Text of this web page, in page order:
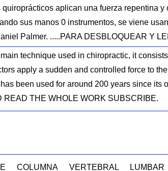
aplican una fuerza repentina y
sus manos 0 instrumentos, se viene
Palmer. .....PARA DESBLOQUEAR Y
technique used in chiropractic, it
apply a sudden and controlled force to
been used for around 200 years since its
READ THE WHOLE WORK SUBSCRIBE.
COLUMNA VERTEBRAL